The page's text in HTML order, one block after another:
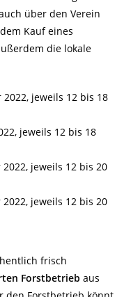
über den Verein
Kauf eines
die lokale
jeweils 12 bis 18
jeweils 12 bis 18
jeweils 12 bis 20
jeweils 12 bis 20
frisch
Forstbetrieb aus